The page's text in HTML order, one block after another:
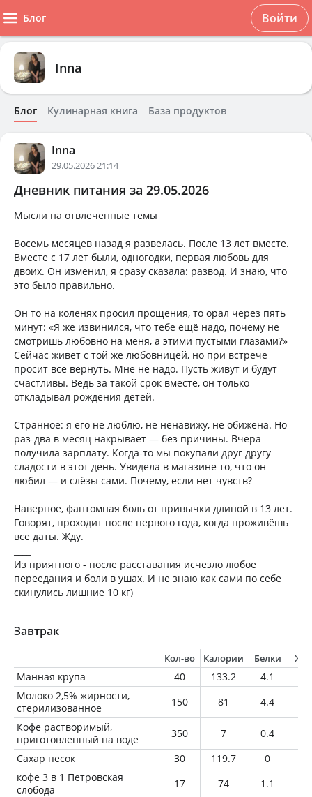
Блог Войти
Inna
Блог Кулинарная книга База продуктов
Inna
29.05.2026 21:14
Дневник питания за 29.05.2026
Мысли на отвлеченные темы
Восемь месяцев назад я развелась. После 13 лет вместе.
Вместе с 17 лет были, одногодки, первая любовь для
двоих. Он изменил, я сразу сказала: развод. И знаю, что
это было правильно.
Он то на коленях просил прощения, то орал через пять
минут: «Я же извинился, что тебе ещё надо, почему не
смотришь любовно на меня, а этими пустыми глазами?»
Сейчас живёт с той же любовницей, но при встрече
просит всё вернуть. Мне не надо. Пусть живут и будут
счастливы. Ведь за такой срок вместе, он только
откладывал рождения детей.
Странное: я его не люблю, не ненавижу, не обижена. Но
раз-два в месяц накрывает — без причины. Вчера
получила зарплату. Когда-то мы покупали друг другу
сладости в этот день. Увидела в магазине то, что он
любил — и слёзы сами. Почему, если нет чувств?
Наверное, фантомная боль от привычки длиной в 13 лет.
Говорят, проходит после первого года, когда проживёшь
все даты. Жду.
Из приятного - после расставания исчезло любое
переедания и боли в ушах. И не знаю как сами по себе
скинулись лишние 10 кг)
Завтрак
Кол-во Калории Белки
Манная крупа 40 133.2 4.1
Молоко 2,5% жирности,
стерилизованное
150 81 4.4
Кофе растворимый,
приготовленный на воде
350 7 0.4
Сахар песок
30 119.7 0
кофе 3 в 1 Петровская
слобода
17 74 1.1